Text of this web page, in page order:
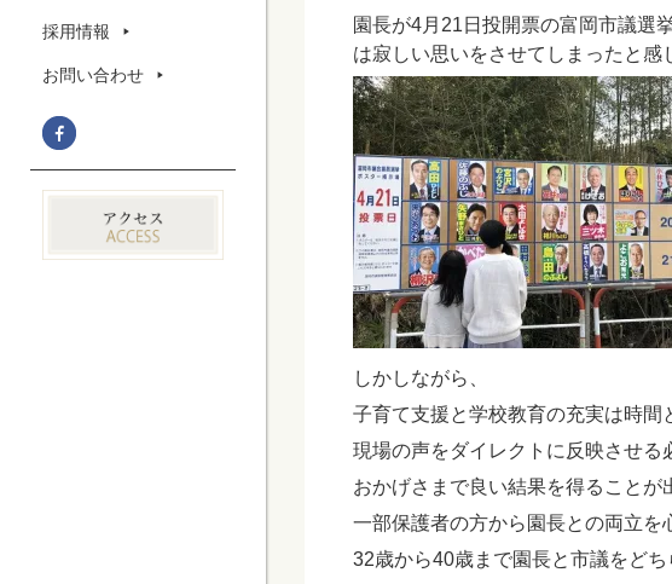
採用情報
お問い合わせ
園長が4月21日投開票の富岡市議選
は寂しい思いをさせてしまったと感
しかしながら、
子育て支援と学校教育の充実は時間
現場の声をダイレクトに反映させる
おかげさまで良い結果を得ることが
一部保護者の方から園長との両立を
32歳から40歳まで園長と市議をど